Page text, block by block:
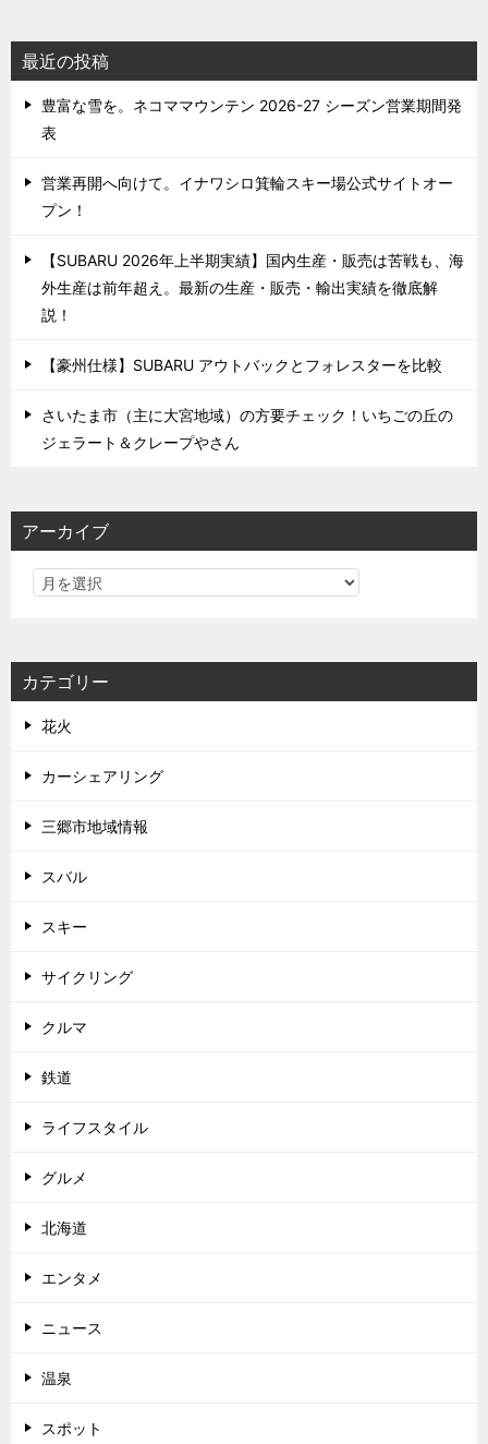
最近の投稿
豊富な雪を。ネコママウンテン 2026-27 シーズン営業期間発
表
営業再開へ向けて。イナワシロ箕輪スキー場公式サイトオー
プン！
【SUBARU 2026年上半期実績】国内生産・販売は苦戦も、海
外生産は前年超え。最新の生産・販売・輸出実績を徹底解
説！
【豪州仕様】SUBARU アウトバックとフォレスターを比較
さいたま市（主に大宮地域）の方要チェック！いちごの丘の
ジェラート＆クレープやさん
アーカイブ
カテゴリー
花火
カーシェアリング
三郷市地域情報
スバル
スキー
サイクリング
クルマ
鉄道
ライフスタイル
グルメ
北海道
エンタメ
ニュース
温泉
スポット